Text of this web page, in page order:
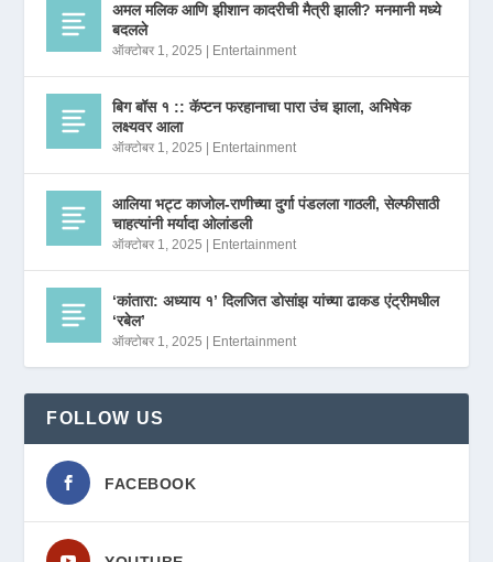
अमल मलिक आणि झीशान कादरीची मैत्री झाली? मनमानी मध्ये
बदलले
ऑक्टोबर 1, 2025 Entertainment
बिग बॉस १ :: कॅप्टन फरहानाचा पारा उंच झाला, अभिषेक
लक्ष्यवर आला
ऑक्टोबर 1, 2025 Entertainment
आलिया भट्ट काजोल-राणीच्या दुर्गा पंडलला गाठली, सेल्फीसाठी
चाहत्यांनी मर्यादा ओलांडली
ऑक्टोबर 1, 2025 Entertainment
‘कांतारा: अध्याय १’ दिलजित डोसांझ यांच्या ढाकड एंट्रीमधील
‘रबेल’
ऑक्टोबर 1, 2025 Entertainment
FOLLOW US
FACEBOOK